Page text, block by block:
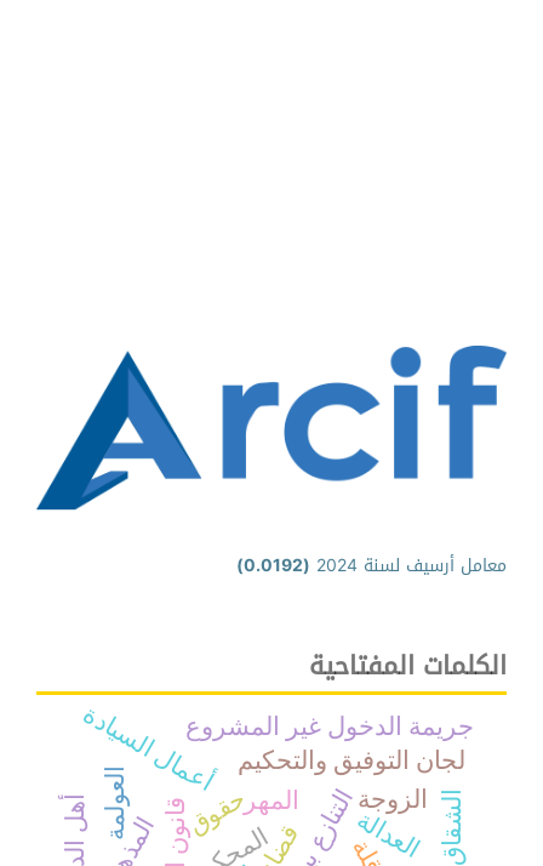
معامل أرسيف لسنة 2024 (0.0192)
الكلمات المفتاحية
لجان التوفيق والتحكيم
حقوق الزوجة المهر
جريمة الدخول غير المشروعأعمال السيادة
العدالة العولمة
قضاء